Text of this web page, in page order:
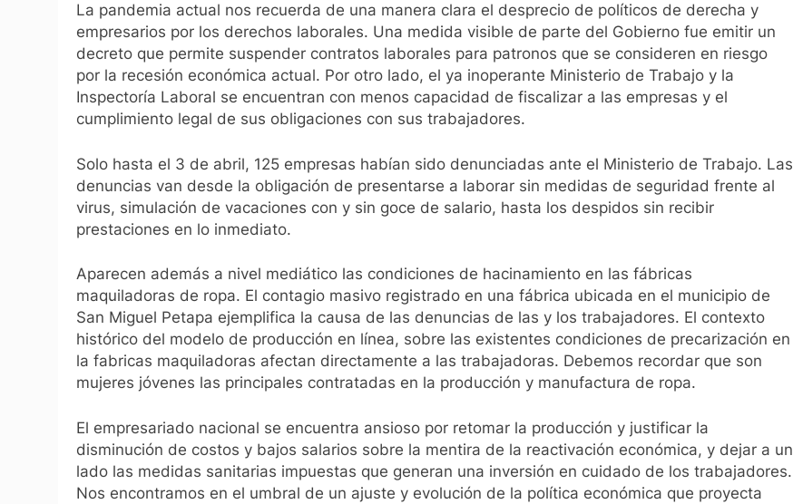
La pandemia actual nos recuerda de una manera clara el desprecio de políticos de derecha y
empresarios por los derechos laborales. Una medida visible de parte del Gobierno fue emitir un
decreto que permite suspender contratos laborales para patronos que se consideren en riesgo
por la recesión económica actual. Por otro lado, el ya inoperante Ministerio de Trabajo y la
Inspectoría Laboral se encuentran con menos capacidad de fiscalizar a las empresas y el
cumplimiento legal de sus obligaciones con sus trabajadores.
Solo hasta el 3 de abril, 125 empresas habían sido denunciadas ante el Ministerio de Trabajo. Las
denuncias van desde la obligación de presentarse a laborar sin medidas de seguridad frente al
virus, simulación de vacaciones con y sin goce de salario, hasta los despidos sin recibir
prestaciones en lo inmediato.
Aparecen además a nivel mediático las condiciones de hacinamiento en las fábricas
maquiladoras de ropa. El contagio masivo registrado en una fábrica ubicada en el municipio de
San Miguel Petapa ejemplifica la causa de las denuncias de las y los trabajadores. El contexto
histórico del modelo de producción en línea, sobre las existentes condiciones de precarización en
la fabricas maquiladoras afectan directamente a las trabajadoras. Debemos recordar que son
mujeres jóvenes las principales contratadas en la producción y manufactura de ropa.
El empresariado nacional se encuentra ansioso por retomar la producción y justificar la
disminución de costos y bajos salarios sobre la mentira de la reactivación económica, y dejar a un
lado las medidas sanitarias impuestas que generan una inversión en cuidado de los trabajadores.
Nos encontramos en el umbral de un ajuste y evolución de la política económica que proyecta